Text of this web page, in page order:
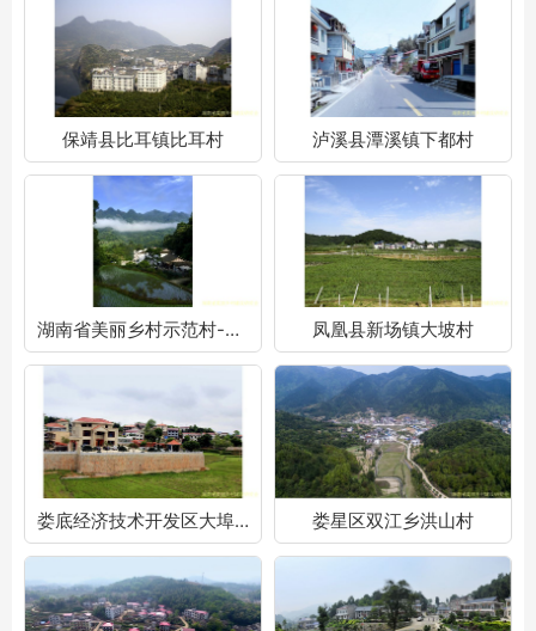
保靖县比耳镇比耳村 泸溪县潭溪镇下都村
湖南省美丽乡村示范村-湘西自治州篇 凤凰县新场镇大坡村
娄底经济技术开发区大埠桥办事处南阳村 娄星区双江乡洪山村